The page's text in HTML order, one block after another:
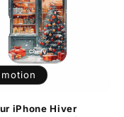
iPhone Hiver